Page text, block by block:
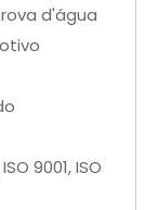
d'água
9001, ISO